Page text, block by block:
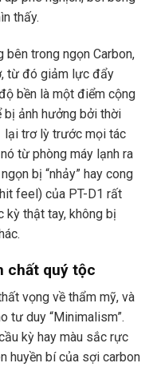
thấy.
trong ngọn Carbon,
từ đó giảm lực đẩy
bền là một điểm cộng
bị ảnh hưởng bởi thời
lại trơ lỳ trước mọi tác
từ phòng máy lạnh ra
bị “nhảy” hay cong
feel) của PT-D1 rất
kỳ thật tay, không bị
chất quý tộc
vọng về thẩm mỹ, và
tư duy “Minimalism”.
kỳ hay màu sắc rực
huyền bí của sợi carbon